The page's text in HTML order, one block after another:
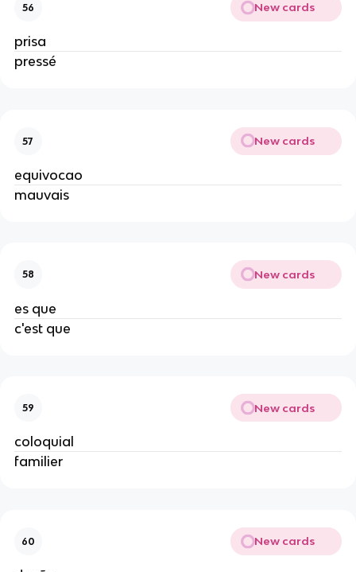
56 New cards
prisa
pressé
57 New cards
equivocao
mauvais
58 New cards
es que
c'est que
59 New cards
coloquial
familier
60 New cards